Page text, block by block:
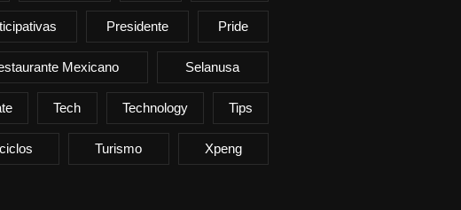
Presidente Pride
Mexicano Selanusa
Tech Technology Tips
Turismo Xpeng